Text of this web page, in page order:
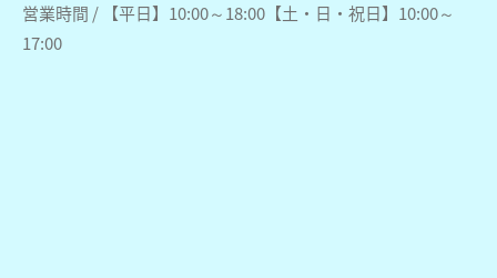
営業時間 / 【平日】10:00～18:00【土・日・祝日】10:00～
17:00